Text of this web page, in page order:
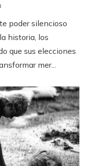
poder silencioso
historia, los
que sus elecciones
mer...